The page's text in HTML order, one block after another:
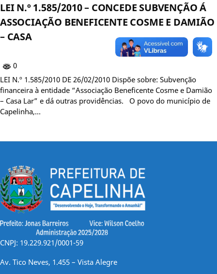
LEI N.º 1.585/2010 – CONCEDE SUBVENÇÃO Á
ASSOCIAÇÃO BENEFICENTE COSME E DAMIÃO
– CASA
0
LEI N.º 1.585/2010 DE 26/02/2010 Dispõe sobre: Subvenção
financeira à entidade “Associação Beneficente Cosme e Damião
– Casa Lar” e dá outras providências. O povo do município de
Capelinha,…
CNPJ: 19.229.921/0001-59
Av. Tico Neves, 1.455 – Vista Alegre